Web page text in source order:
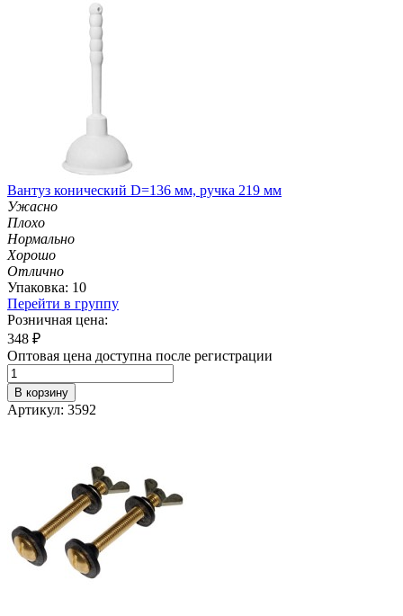
Вантуз конический D=136 мм, ручка 219 мм
Ужасно
Плохо
Нормально
Хорошо
Отлично
Упаковка: 10
Перейти в группу
Розничная цена:
348 ₽
Оптовая цена доступна после регистрации
В корзину
Артикул: 3592